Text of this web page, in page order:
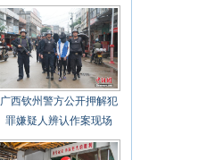
广西钦州警方公开押解犯
罪嫌疑人辨认作案现场